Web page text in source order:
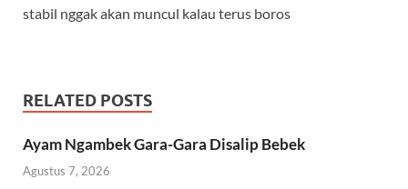
stabil nggak akan muncul kalau terus boros
RELATED POSTS
Ayam Ngambek Gara-Gara Disalip Bebek
Agustus 7, 2026